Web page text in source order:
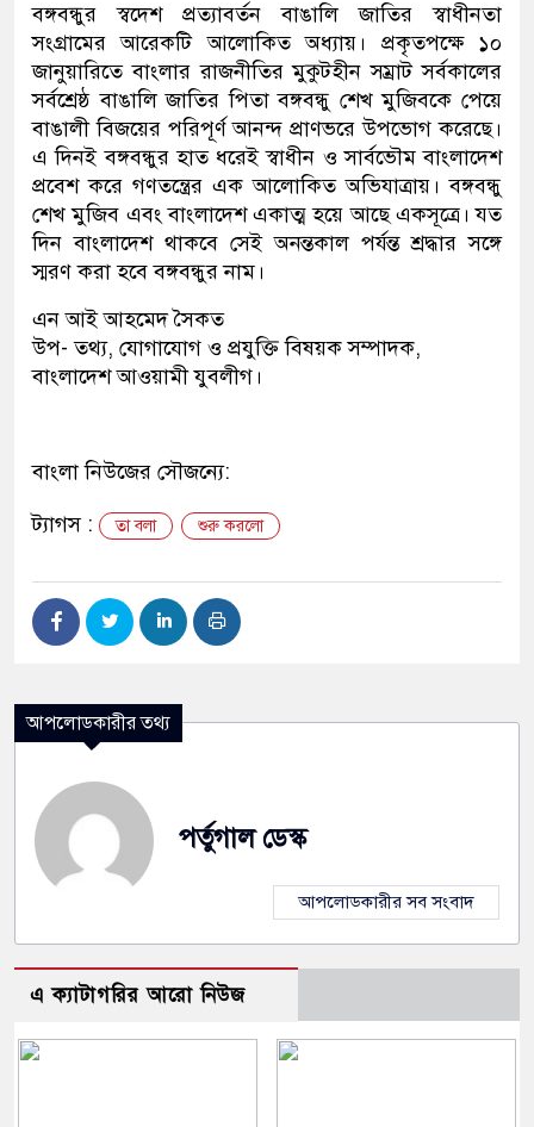
বঙ্গবন্ধুর স্বদেশ প্রত্যাবর্তন বাঙালি জাতির স্বাধীনতা
সংগ্রামের আরেকটি আলোকিত অধ্যায়। প্রকৃতপক্ষে ১০
জানুয়ারিতে বাংলার রাজনীতির মুকুটহীন সম্রাট সর্বকালের
সর্বশ্রেষ্ঠ বাঙালি জাতির পিতা বঙ্গবন্ধু শেখ মুজিবকে পেয়ে
বাঙালী বিজয়ের পরিপূর্ণ আনন্দ প্রাণভরে উপভোগ করেছে।
এ দিনই বঙ্গবন্ধুর হাত ধরেই স্বাধীন ও সার্বভৌম বাংলাদেশ
প্রবেশ করে গণতন্ত্রের এক আলোকিত অভিযাত্রায়। বঙ্গবন্ধু
শেখ মুজিব এবং বাংলাদেশ একাত্ম হয়ে আছে একসূত্রে। যত
দিন বাংলাদেশ থাকবে সেই অনন্তকাল পর্যন্ত শ্রদ্ধার সঙ্গে
স্মরণ করা হবে বঙ্গবন্ধুর নাম।
এন আই আহমেদ সৈকত
উপ- তথ্য, যোগাযোগ ও প্রযুক্তি বিষয়ক সম্পাদক,
বাংলাদেশ আওয়ামী যুবলীগ।
বাংলা নিউজের সৌজন্যে:
ট্যাগস :
তা বলা শুরু করলো
আপলোডকারীর তথ্য
পর্তুগাল ডেস্ক
আপলোডকারীর সব সংবাদ
এ ক্যাটাগরির আরো নিউজ